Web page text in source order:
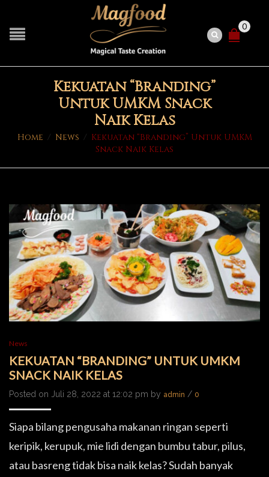
0
Kekuatan “Branding”
Untuk UMKM Snack
Naik Kelas
Home / News / Kekuatan “Branding” Untuk UMKM
Snack Naik Kelas
News
KEKUATAN “BRANDING” UNTUK UMKM
SNACK NAIK KELAS
Posted on Juli 28, 2022 at 12:02 pm by admin / 0
Siapa bilang pengusaha makanan ringan seperti
keripik, kerupuk, mie lidi dengan bumbu tabur, pilus,
atau basreng tidak bisa naik kelas? Sudah banyak